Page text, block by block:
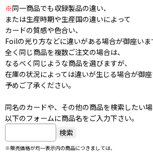
※同一商品でも収録製品の違い、
または生産時期や生産国の違いによって
カードの質感や色合い、
Foilの光り方などに違いがある場合が御座いま
全く同じ商品を複数ご注文の場合は、
なるべく同じような商品を選びますが、
在庫の状況によっては違いが生じる場合が御座
予めご了承ください。
同名のカードや、その他の商品を検索したい場
以下のフォームに商品名をご入力下さい。
※販売価格が均一表示内の商品につきましては、